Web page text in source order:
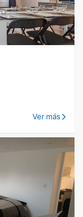
Ver más